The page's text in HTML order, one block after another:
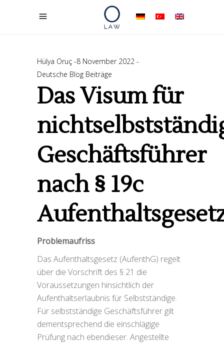
Hülya Oruç 8 November 2022
Deutsche Blog Beiträge
Das Visum für
Geschäftsführer
nach § 19c
Problemaufriss
Das Aufenthaltsgesetz (AufenthG) regelt
über die Vorschrift des § 21 die
Voraussetzungen hinsichtlich der
Aufenthaltserlaubnis für Selbstständige.
Für selbstständige Geschäftsführer gilt
dementsprechend die einschlägige
Prüfung nach ebendieser. Angestellte